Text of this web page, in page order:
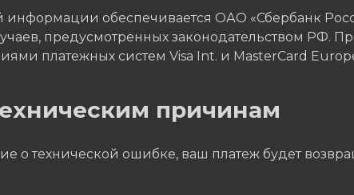
обеспечивается ОАО «Сбербанк
предусмотренных законодательством РФ.
платежных систем Visa Int. и MasterCard
причинам
о технической ошибке, ваш платеж будет